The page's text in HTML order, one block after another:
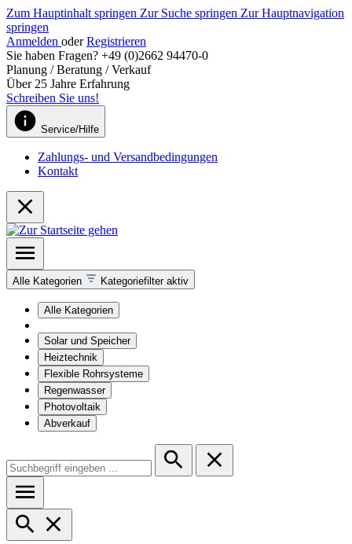
Zum Hauptinhalt springen Zur Suche springen Zur Hauptnavigation
springen
Anmelden oder Registrieren
Sie haben Fragen? +49 (0)2662 94470-0
Planung / Beratung / Verkauf
Über 25 Jahre Erfahrung
Schreiben Sie uns!
Service/Hilfe
Zahlungs- und Versandbedingungen
Kontakt
Alle Kategorien Kategoriefilter aktiv
Alle Kategorien
Solar und Speicher
Heiztechnik
Flexible Rohrsysteme
Regenwasser
Photovoltaik
Abverkauf